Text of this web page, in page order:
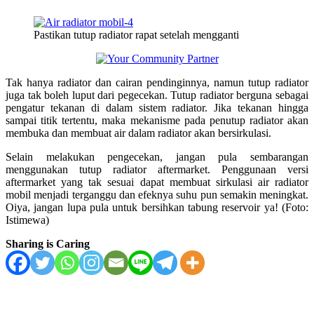
Pastikan tutup radiator rapat setelah mengganti
Tak hanya radiator dan cairan pendinginnya, namun tutup radiator
juga tak boleh luput dari pegecekan. Tutup radiator berguna sebagai
pengatur tekanan di dalam sistem radiator. Jika tekanan hingga
sampai titik tertentu, maka mekanisme pada penutup radiator akan
membuka dan membuat air dalam radiator akan bersirkulasi.
Selain melakukan pengecekan, jangan pula sembarangan
menggunakan tutup radiator aftermarket. Penggunaan versi
aftermarket yang tak sesuai dapat membuat sirkulasi air radiator
mobil menjadi terganggu dan efeknya suhu pun semakin meningkat.
Oiya, jangan lupa pula untuk bersihkan tabung reservoir ya! (Foto:
Istimewa)
Sharing is Caring